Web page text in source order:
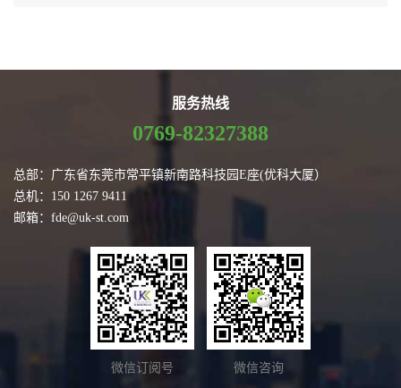
服务热线
0769-82327388
总部：广东省东莞市常平镇新南路科技园E座(优科大厦）
总机：150 1267 9411
邮箱：fde@uk-st.com
微信订阅号 微信咨询